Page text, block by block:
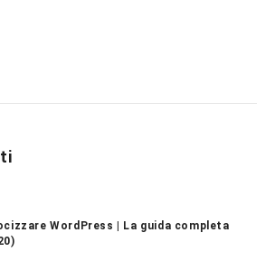
WordPress | La guida completa